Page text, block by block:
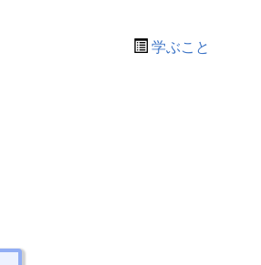
学ぶこと